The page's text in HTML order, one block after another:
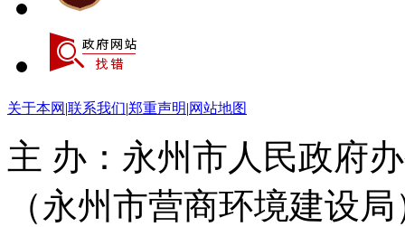
关于本网 |联系我们|郑重声明|网站地图
主 办：永州市人民政府
（永州市营商环境建设局